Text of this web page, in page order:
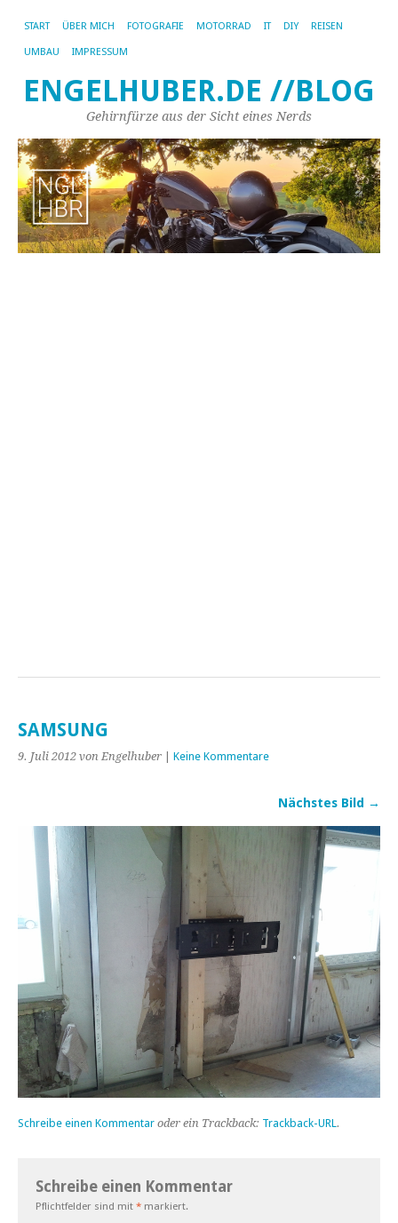
START ÜBER MICH FOTOGRAFIE MOTORRAD IT DIY REISEN
UMBAU IMPRESSUM
ENGELHUBER.DE //BLOG
Gehirnfürze aus der Sicht eines Nerds
SAMSUNG
9. Juli 2012 von Engelhuber Keine Kommentare
Nächstes Bild →
Schreibe einen Kommentar oder ein Trackback: Trackback-URL.
Schreibe einen Kommentar
Pflichtfelder sind mit * markiert.